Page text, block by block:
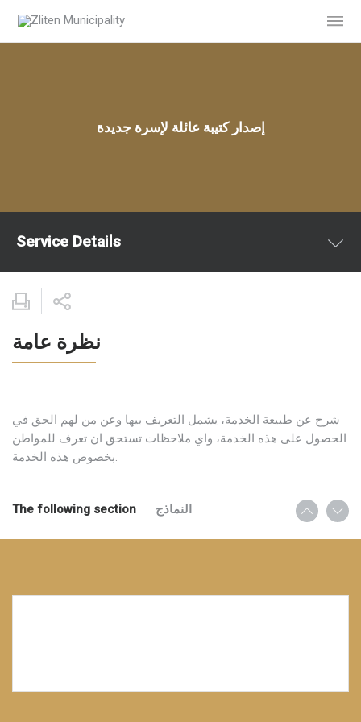
إصدار كتيبة عائلة لإسرة جديدة
Service Details
نظرة عامة
شرح عن طبيعة الخدمة، يشمل التعريف بيها وعن من لهم الحق في
الحصول على هذه الخدمة، واي ملاحظات تستحق ان تعرف للمواطن
بخصوص هذه الخدمة.
The following section النماذج